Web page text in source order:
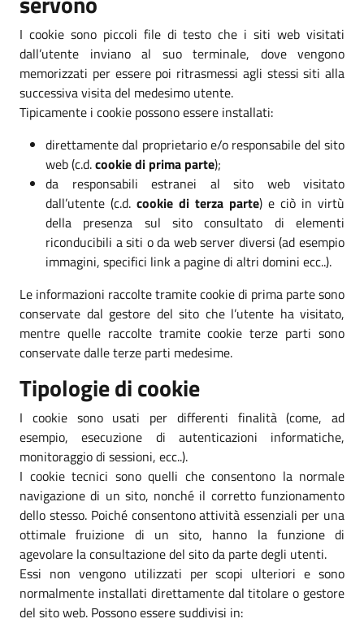
I cookie sono piccoli file di testo che i siti web visitati
dall’utente inviano al suo terminale, dove vengono
memorizzati per essere poi ritrasmessi agli stessi siti alla
successiva visita del medesimo utente.
Tipicamente i cookie possono essere installati:
direttamente dal proprietario e/o responsabile del sito
web (c.d.cookie di prima parte);
da responsabili estranei al sito web visitato
dall’utente (c.d. cookie di terza parte) e ciò in virtù
della presenza sul sito consultato di elementi
riconducibili a siti o da web server diversi (ad esempio
immagini, specifici link a pagine di altri domini ecc..).
Le informazioni raccolte tramite cookie di prima parte sono
conservate dal gestore del sito che l’utente ha visitato,
mentre quelle raccolte tramite cookie terze parti sono
conservate dalle terze parti medesime.
Tipologie di cookie
I cookie sono usati per differenti finalità (come, ad
esempio, esecuzione di autenticazioni informatiche,
monitoraggio di sessioni, ecc..).
I cookie tecnici sono quelli che consentono la normale
navigazione di un sito, nonché il corretto funzionamento
dello stesso. Poiché consentono attività essenziali per una
ottimale fruizione di un sito, hanno la funzione di
agevolare la consultazione del sito da parte degli utenti.
Essi non vengono utilizzati per scopi ulteriori e sono
normalmente installati direttamente dal titolare o gestore
del sito web. Possono essere suddivisi in: